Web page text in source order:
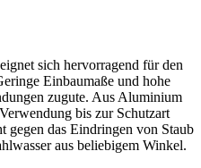
sich hervorragend für den
Einbaumaße und hohe
zugute. Aus Aluminium
bis zur Schutzart
gegen das Eindringen von Staub
aus beliebigem Winkel.